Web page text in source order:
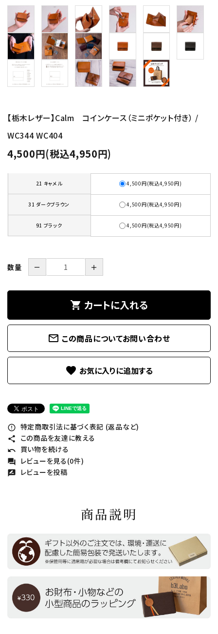
【栃木レザー】Calm コインケース（ミニポケット付き） /
WC344 WC404
4,500円(税込4,950円)
21 キャメル 4,500円(税込4,950円)
31 ダークブラウン 4,500円(税込4,950円)
91 ブラック 4,500円(税込4,950円)
数量 － ＋
shopping_cart カートに入れる
mail_outline この商品についてお問い合わせ
favorite
error_outline 特定商取引法に基づく表記 (返品など)
share この商品を友達に教える
undo 買い物を続ける
forum レビューを見る(0件)
rate_review レビューを投稿
商品説明